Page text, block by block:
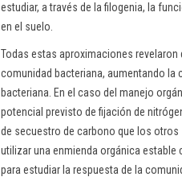
estudiar, a través de la filogenia, la
en el suelo.
Todas estas aproximaciones
comunidad bacteriana, aumentando
bacteriana. En el caso del manejo
potencial previsto de fijación de
de secuestro de carbono que los
utilizar una enmienda orgánica
para estudiar la respuesta de la